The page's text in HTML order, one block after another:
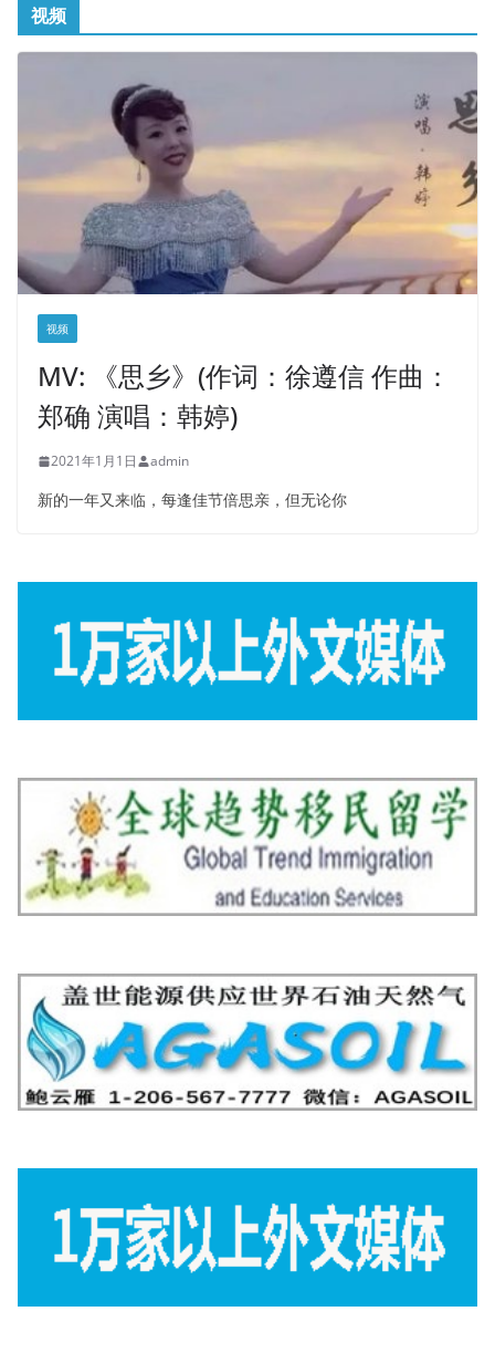
视频
视频
MV: 《思乡》(作词：徐遵信 作曲：
郑确 演唱：韩婷)
2021年1月1日 admin
新的一年又来临，每逢佳节倍思亲，但无论你